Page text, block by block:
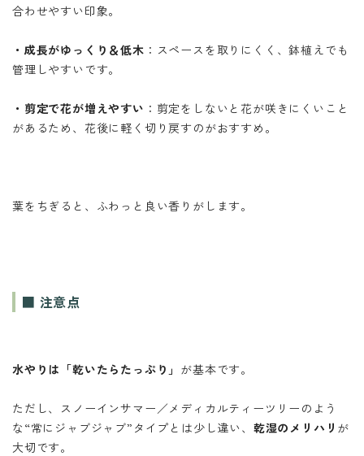
合わせやすい印象。
・成長がゆっくり＆低木 ：スペースを取りにくく、鉢植えでも
管理しやすいです。
・剪定で花が増えやすい ：剪定をしないと花が咲きにくいこと
があるため、花後に軽く切り戻すのがおすすめ。
葉をちぎると、ふわっと良い香りがします。
■ 注意点
水やりは「乾いたらたっぷり」 が基本です。
ただし、スノーインサマー／メディカルティーツリーのよう
な“常にジャブジャブ”タイプとは少し違い、 乾湿のメリハリ が
大切です。